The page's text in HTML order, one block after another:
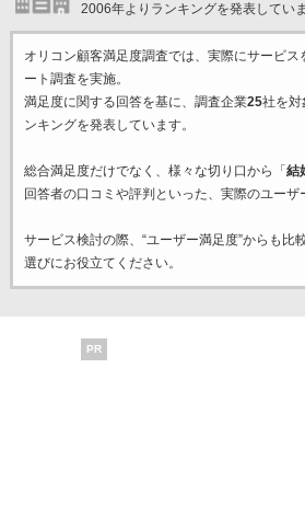
2006年よりランキングを発表していま
オリコン顧客満足度調査では、実際にサービス
ート調査を実施。
満足度に関する回答を基に、調査企業25社を対
ンキングを発表しています。
総合満足度だけでなく、様々な切り口から「 結
回答者の口コミや評判といった、実際のユーザ
サービス検討の際、“ユーザー満足度”からも比
選びにお役立てください。
PR